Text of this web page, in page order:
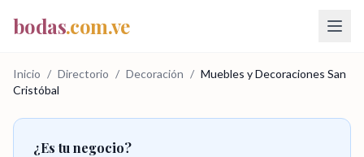
bodas.com.ve
Inicio / Directorio / Decoración / Muebles y Decoraciones San
Cristóbal
¿Es tu negocio?